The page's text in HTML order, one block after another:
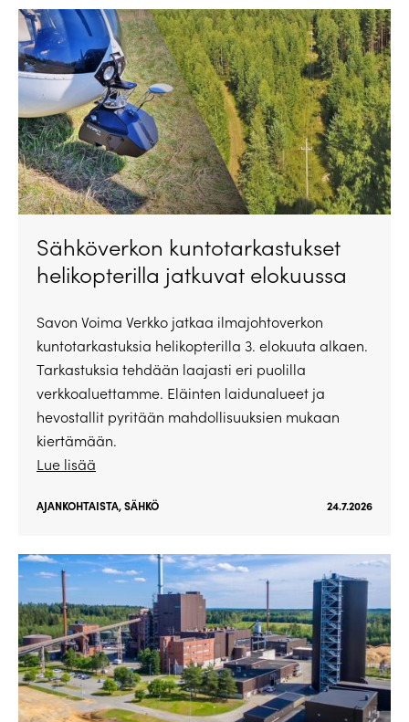
Sähköverkon kuntotarkastukset
helikopterilla jatkuvat elokuussa
Savon Voima Verkko jatkaa ilmajohtoverkon
kuntotarkastuksia helikopterilla 3. elokuuta alkaen.
Tarkastuksia tehdään laajasti eri puolilla
verkkoaluettamme. Eläinten laidunalueet ja
hevostallit pyritään mahdollisuuksien mukaan
kiertämään.
Lue lisää
AJANKOHTAISTA,SÄHKÖ 24.7.2026